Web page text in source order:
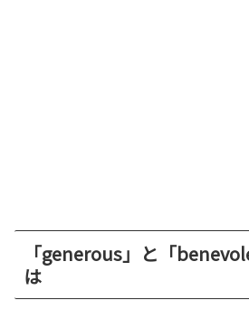
「generous」と「
は